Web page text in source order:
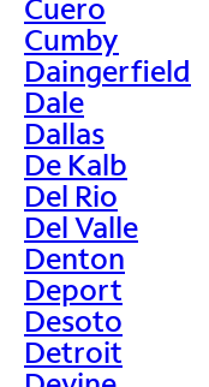
Cuero
Cumby
Daingerfield
Dale
Dallas
De Kalb
Del Rio
Del Valle
Denton
Deport
Desoto
Detroit